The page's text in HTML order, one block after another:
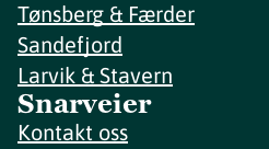
Tønsberg & Færder
Sandefjord
Larvik & Stavern
Snarveier
Kontakt oss